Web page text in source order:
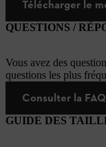
Télécharger le
QUESTIONS /
Vous avez des
questions les plus
Consulter la FAQ
GUIDE DES